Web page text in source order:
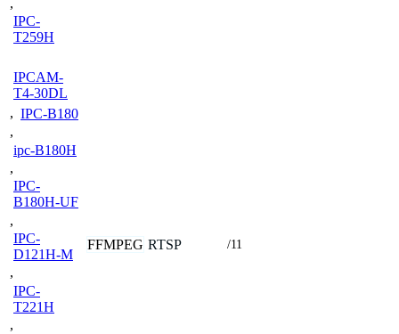
,
IPC-
T259H
IPCAM-
T4-30DL
, IPC-B180
,
ipc-B180H
,
IPC-
B180H-UF
,
IPC-
D121H-M
,
IPC-
T221H
,
FFMPEG RTSP /11